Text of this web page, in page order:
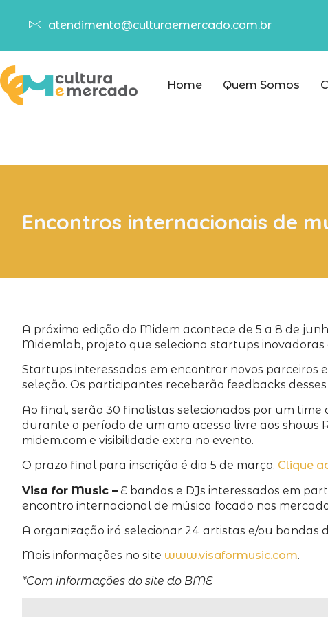
atendimento@culturaemercado.com.br
Home Quem Somos
Encontros internacionais de
A próxima edição do Midem acontece de 5 a 8 de
Midemlab, projeto que seleciona startups
Startups interessadas em encontrar novos parceiros
seleção. Os participantes receberão feedbacks
Ao final, serão 30 finalistas selecionados por um
durante o período de um ano acesso livre aos
midem.com e visibilidade extra no evento.
O prazo final para inscrição é dia 5 de março. Clique
Visa for Music – E bandas e DJs interessados em
encontro internacional de música focado nos
A organização irá selecionar 24 artistas e/ou
Mais informações no site www.visaformusic.com.
*Com informações do site do BME